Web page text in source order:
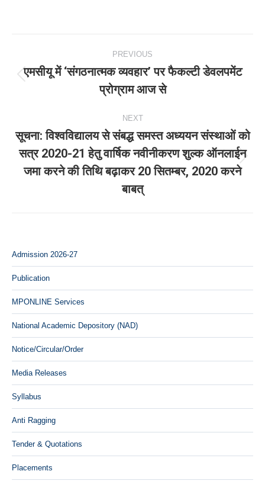
navigation
PREVIOUS
Previous
post:
एमसीयू में ‘संगठनात्मक व्यवहार’ पर फैकल्टी डेवलपमेंट
प्रोग्राम आज से
NEXT
post:
सूचना: विश्‍वविद्यालय से संबद्ध समस्‍त अध्‍ययन संस्‍थाओं को
सत्र 2020-21 हेतु वार्षिक नवीनीकरण शुल्क ऑनलाईन
जमा करने की तिथि बढ़ाकर 20 सितम्‍बर, 2020 करने
बाबत्
Admission 2026-27
Publication
MPONLINE Services
National Academic Depository (NAD)
Notice/Circular/Order
Media Releases
Syllabus
Anti Ragging
Tender & Quotations
Placements